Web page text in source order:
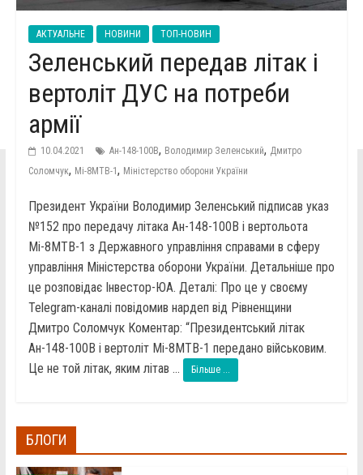
АКТУАЛЬНЕ НОВИНИ ТОП-НОВИН
Зеленський передав літак і
вертоліт ДУС на потреби
армії
10.04.2021 Ан-148-100В, Володимир Зеленський, Дмитро
Соломчук, Мі-8МТВ-1 , Міністерство оборони України
Президент України Володимир Зеленський підписав указ
№152 про передачу літака Ан-148-100В і вертольота
Мі-8МТВ-1 з Державного управління справами в сферу
управління Міністерства оборони України. Детальніше про
це розповідає Інвестор-ЮА. Деталі: Про це у своєму
Telegram-каналі повідомив нардеп від Рівненщини
Дмитро Соломчук Коментар: “Президентський літак
Ан-148-100В і вертоліт Мі-8МТВ-1 передано військовим.
Це не той літак, яким літав ...
Більше ...
БЛОГИ